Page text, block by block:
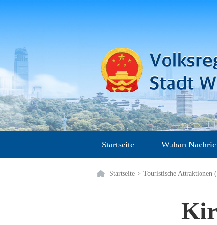
Startseite Wuhan
Startseite > Touristische Attraktionen